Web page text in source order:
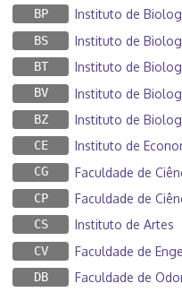
BP Instituto de
BS Instituto de
BT Instituto de
BV Instituto de
BZ Instituto de
CE Instituto de
CG Faculdade de
CP Faculdade de
CS Instituto de Artes
CV Faculdade de
DB Faculdade de